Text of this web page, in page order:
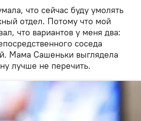
что сейчас буду умолять
отдел. Потому что мой
что вариантов у меня два:
соседа
Мама Сашеньки выглядела
лучше не перечить.